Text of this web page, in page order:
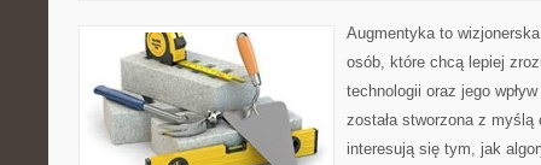
Augmentyka to
osób, które chcą lepiej
technologii oraz jego
została stworzona z
interesują się tym, jak